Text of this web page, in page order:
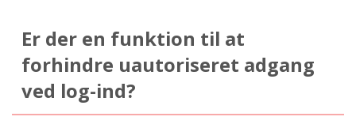
Er der en funktion til at
forhindre uautoriseret adgang
ved log-ind?